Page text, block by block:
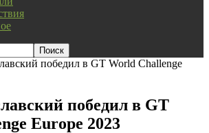
победил в GT World Challenge
победил в GT
Europe 2023